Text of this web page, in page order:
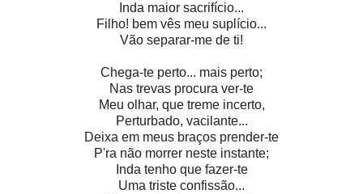
Inda maior sacrifício...
Filho! bem vês meu suplício...
Vão separar-me de ti!
Chega-te perto... mais perto;
Nas trevas procura ver-te
Meu olhar, que treme incerto,
Perturbado, vacilante...
Deixa em meus braços prender-te
P'ra não morrer neste instante;
Inda tenho que fazer-te
Uma triste confissão...